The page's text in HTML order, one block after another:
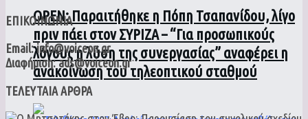
ΟPEN: Παραιτήθηκε η Πόπη Τσαπανίδου, λίγο
πριν πάει στον ΣΥΡΙΖΑ – “Για προσωπικούς
λόγους η λύση της συνεργασίας” αναφέρει η
ανακοίνωση του τηλεοπτικού σταθμού
ΕΠΙΚΟΙΝΩΝΙΑ
Email: info@voiceon.gr
Διαφήμιση: ads@voiceon.gr
ΤΕΛΕΥΤΑΙΑ ΑΡΘΡΑ